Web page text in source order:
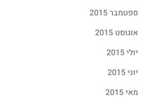
ספטמבר 2015
אוגוסט 2015
יולי 2015
יוני 2015
מאי 2015